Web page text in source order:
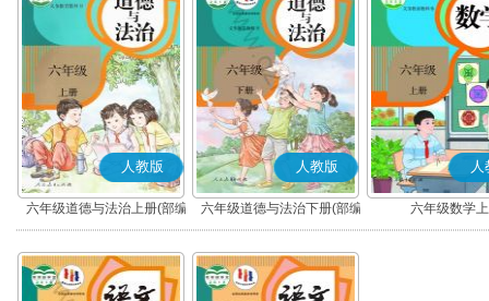
人教版
六年级道德与法治上册(部编
版)
人教版
六年级道德与法治下册(部编
版)
人
六年级数学